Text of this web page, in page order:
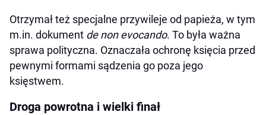
Otrzymał też specjalne przywileje od papieża, w tym
m.in. dokument de non evocando. To była ważna
sprawa polityczna. Oznaczała ochronę księcia przed
pewnymi formami sądzenia go poza jego
księstwem.
Droga powrotna i wielki finał